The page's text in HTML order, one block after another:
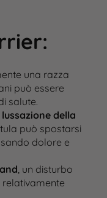
:
una razza
può essere
salute.
lussazione della
può spostarsi
dolore e
, un disturbo